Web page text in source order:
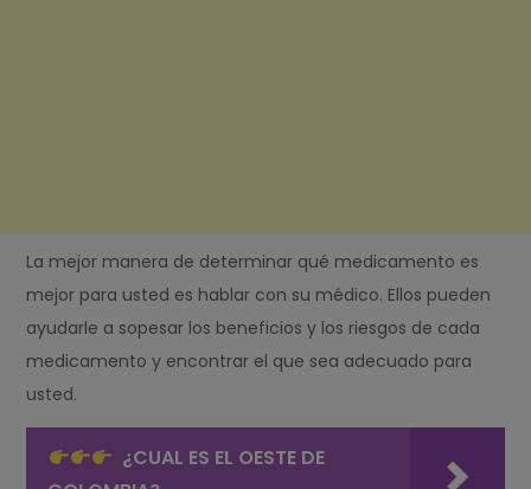
La mejor manera de determinar qué medicamento es
mejor para usted es hablar con su médico. Ellos pueden
ayudarle a sopesar los beneficios y los riesgos de cada
medicamento y encontrar el que sea adecuado para
usted.
¿CUAL ES EL OESTE DE